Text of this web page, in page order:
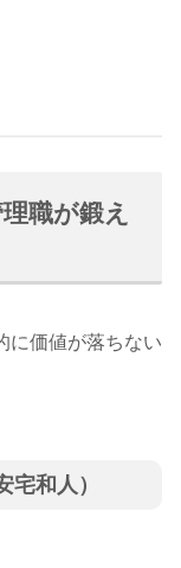
職が鍛え
に価値が落ちない
宅和人）